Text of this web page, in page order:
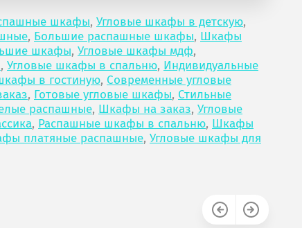
шкафы, Угловые шкафы в детскую,
, Большие распашные шкафы, Шкафы
шкафы, Угловые шкафы мдф,
, Угловые шкафы в спальню, Индивидуальные
в гостиную, Современные угловые
, Готовые угловые шкафы, Стильные
распашные, Шкафы на заказ, Угловые
, Распашные шкафы в спальню, Шкафы
платяные распашные, Угловые шкафы для